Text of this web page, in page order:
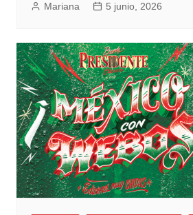
Mariana 5 junio, 2026